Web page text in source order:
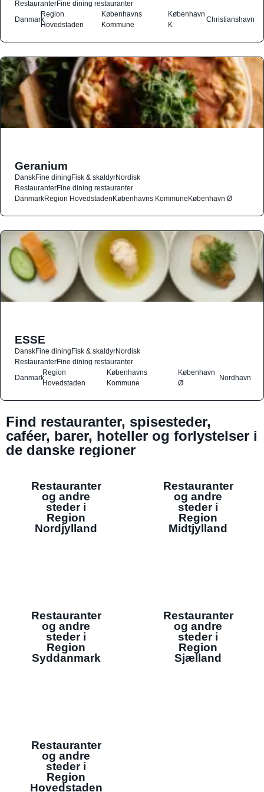
RestauranterFine dining restauranter
Danmark
Region
Hovedstaden
Københavns
Kommune
København
K
Christianshavn
Geranium
DanskFine diningFisk & skaldyrNordisk
RestauranterFine dining restauranter
DanmarkRegion HovedstadenKøbenhavns KommuneKøbenhavn Ø
ESSE
DanskFine diningFisk & skaldyrNordisk
RestauranterFine dining restauranter
Danmark
Region
Hovedstaden
Københavns
Kommune
København
Ø
Nordhavn
Find restauranter, spisesteder,
caféer, barer, hoteller og forlystelser i
de danske regioner
Restauranter
og andre
steder i
Region
Nordjylland
Restauranter
og andre
steder i
Region
Midtjylland
Restauranter
og andre
steder i
Region
Syddanmark
Restauranter
og andre
steder i
Region
Sjælland
Restauranter
og andre
steder i
Region
Hovedstaden